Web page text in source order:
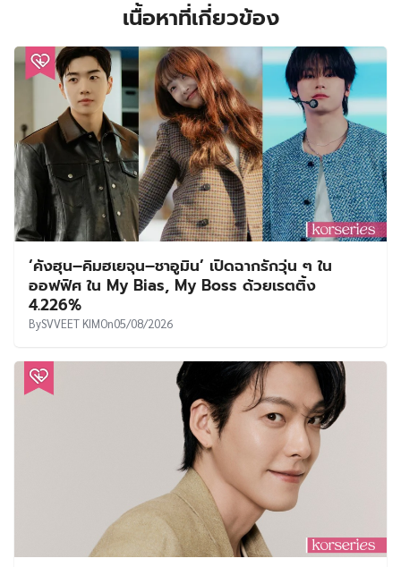
เนื้อหาที่เกี่ยวข้อง
‘คังฮุน–คิมฮเยจุน–ชาอูมิน’ เปิดฉากรักวุ่น ๆ ใน
ออฟฟิศ ใน My Bias, My Boss ด้วยเรตติ้ง
4.226%
BySVVEET KIMOn05/08/2026